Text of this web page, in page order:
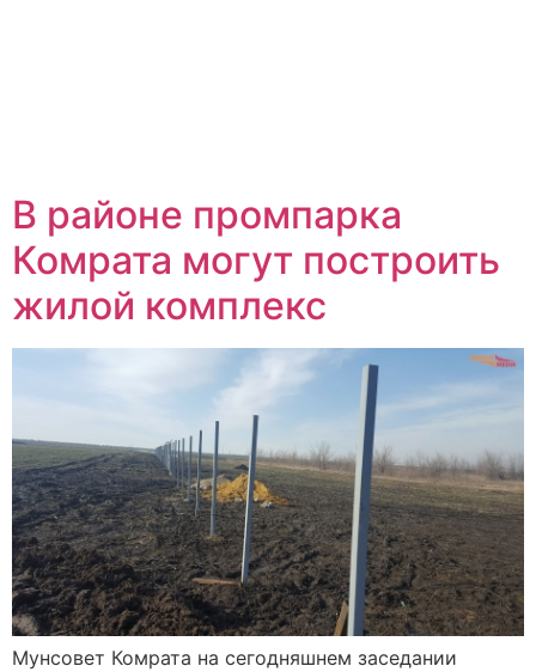
В районе промпарка
Комрата могут построить
жилой комплекс
Мунсовет Комрата на сегодняшнем заседании